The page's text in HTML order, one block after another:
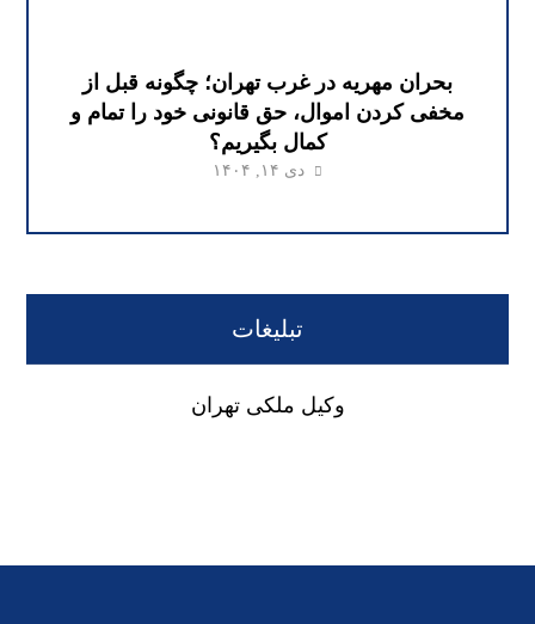
بحران مهریه در غرب تهران؛ چگونه قبل از
مخفی کردن اموال، حق قانونی خود را تمام و
کمال بگیریم؟
دی ۱۴, ۱۴۰۴
تبلیغات
وکیل ملکی تهران